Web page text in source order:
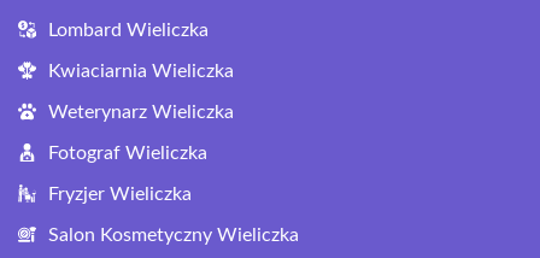
Lombard Wieliczka
Kwiaciarnia Wieliczka
Weterynarz Wieliczka
Fotograf Wieliczka
Fryzjer Wieliczka
Salon Kosmetyczny Wieliczka